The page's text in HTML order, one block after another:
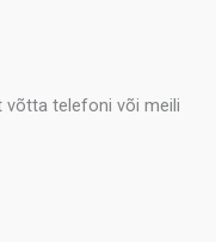
võtta telefoni või meili